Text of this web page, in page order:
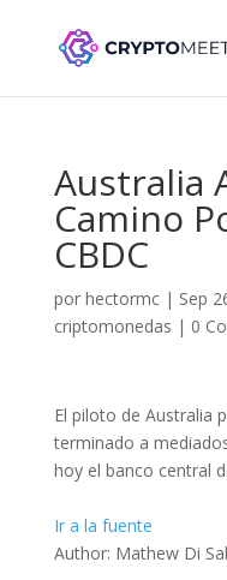
Australia
Camino
CBDC
por hectormc| Sep
criptomonedas | 0
El piloto de Australia
terminado a
hoy el banco central
Ir a la fuente
Author: Mathew Di